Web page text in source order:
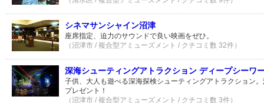
シネマサンシャイン沼津
座席指定、迫力のサウンドで良い映画をぜひ。
（沼津市 / 複合型アミューズメント / クチコミ数 32件）
深海シューティングアトラクション ディープシーワ
子供、大人も遊べる深海探検シューティングアトラクション
プレゼント！
（沼津市 / 複合型アミューズメント / クチコミ数 3件）